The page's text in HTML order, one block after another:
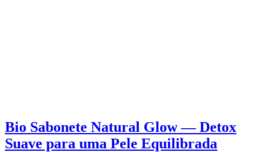
Bio Sabonete Natural Glow — Detox
Suave para uma Pele Equilibrada